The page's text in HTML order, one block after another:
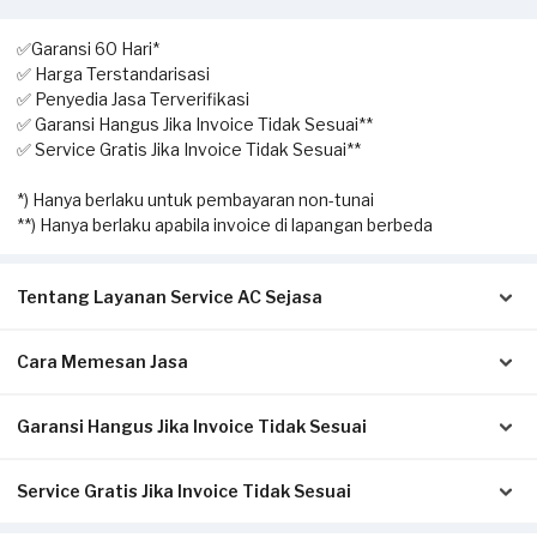
✅Garansi 60 Hari*
✅ Harga Terstandarisasi
✅ Penyedia Jasa Terverifikasi
✅ Garansi Hangus Jika Invoice Tidak Sesuai**
✅ Service Gratis Jika Invoice Tidak Sesuai**
*) Hanya berlaku untuk pembayaran non-tunai
**) Hanya berlaku apabila invoice di lapangan berbeda
Tentang Layanan Service AC Sejasa
Solusi terbaik untuk Anda yang membutuhkan jasa
service ini, Anda dapat memesan kapan saja sesuai dengan
Cara Memesan Jasa
Isi form sesuai detail kebutuhan Anda.
Klik Pesan Sekarang untuk memproses pesanan.
Garansi Hangus Jika Invoice Tidak Sesuai
Pastikan kwitansi/invoice yang diterbitkan dari Sejasa sesuai
Service Gratis Jika Invoice Tidak Sesuai